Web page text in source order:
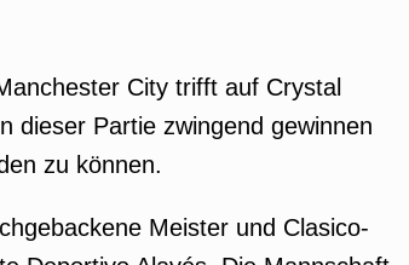
City trifft auf Crystal
dieser Partie zwingend gewinnen
zu können.
Meister und Clasico-